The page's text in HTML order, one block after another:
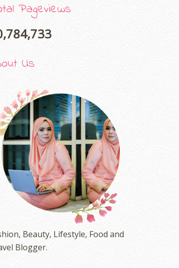
Pageviews
Us
Beauty, Lifestyle, Food and
Blogger.